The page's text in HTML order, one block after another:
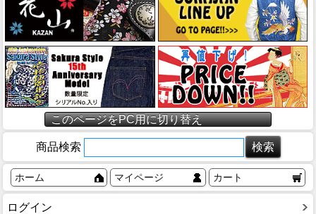
このページをPC用に切り替え
商品検索
ホーム マイページ カート
ログイン